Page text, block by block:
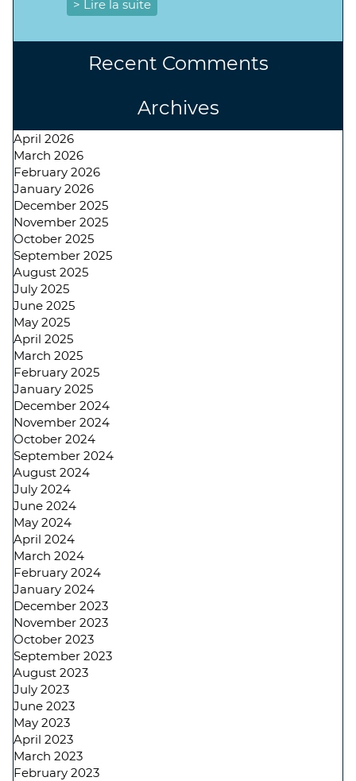
> Lire la suite
Recent Comments
Archives
April 2026
March 2026
February 2026
January 2026
December 2025
November 2025
October 2025
September 2025
August 2025
July 2025
June 2025
May 2025
April 2025
March 2025
February 2025
January 2025
December 2024
November 2024
October 2024
September 2024
August 2024
July 2024
June 2024
May 2024
April 2024
March 2024
February 2024
January 2024
December 2023
November 2023
October 2023
September 2023
August 2023
July 2023
June 2023
May 2023
April 2023
March 2023
February 2023